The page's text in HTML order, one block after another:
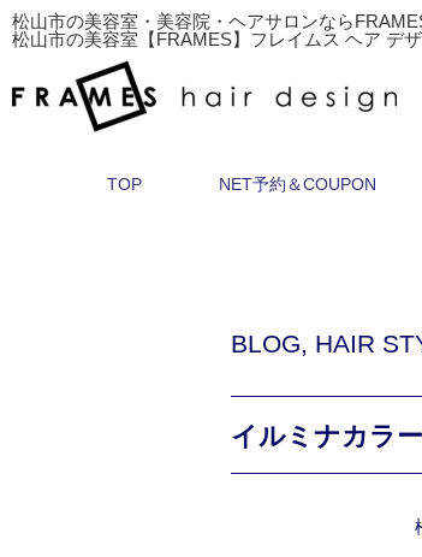
松山市の美容室・美容院・ヘアサロンなら
松山市の美容室【FRAMES】フレイムス ヘア デ
TOP NET予約＆COUPON
BLOG, HAIR
イルミナカラ